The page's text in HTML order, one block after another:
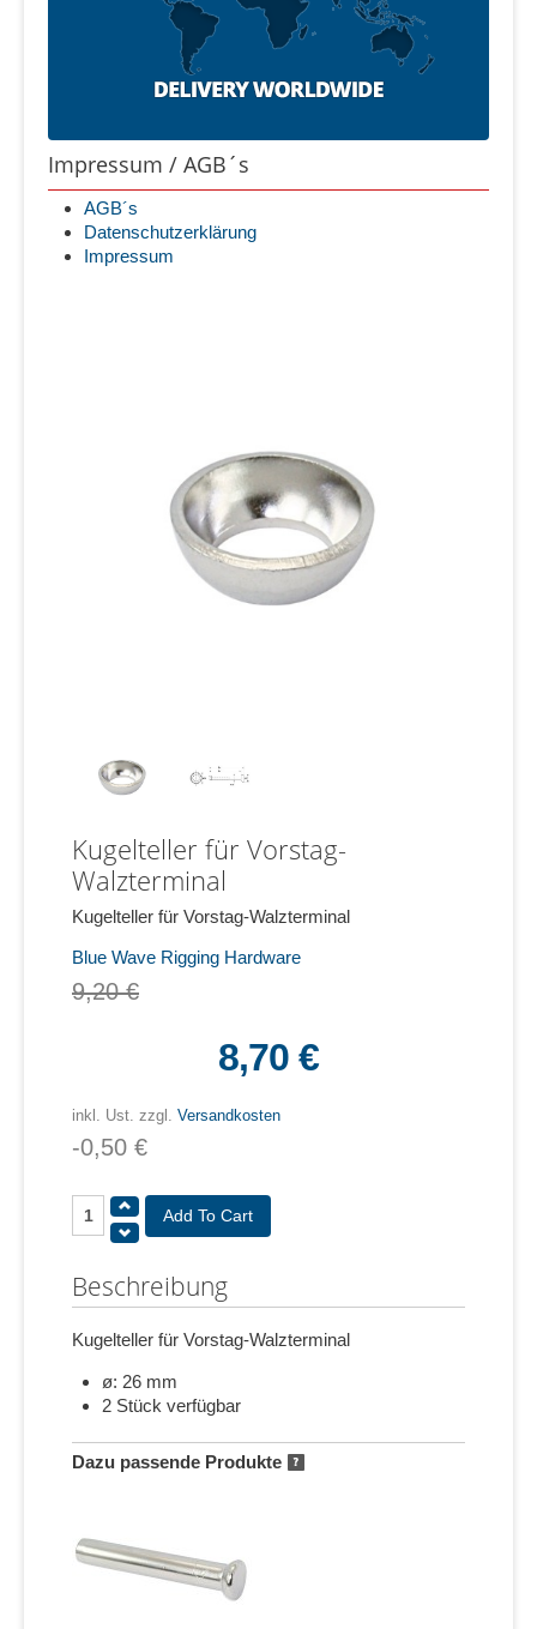
Impressum / AGB´s
AGB´s
Datenschutzerklärung
Impressum
Kugelteller für Vorstag-
Walzterminal
Kugelteller für Vorstag-Walzterminal
Blue Wave Rigging Hardware
9,20 €
8,70 €
inkl. Ust. zzgl. Versandkosten
-0,50 €
Beschreibung
Kugelteller für Vorstag-Walzterminal
ø: 26 mm
2 Stück verfügbar
Dazu passende Produkte